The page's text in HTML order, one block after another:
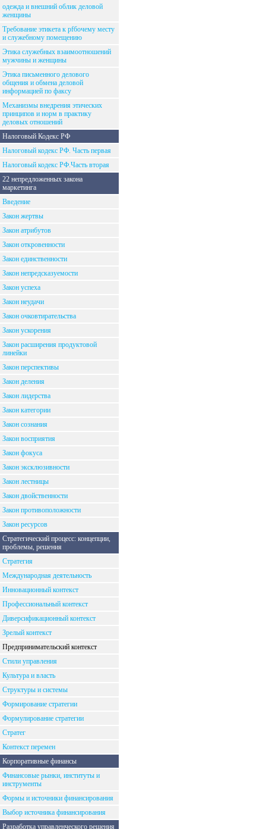
одежда и внешний облик деловой
женщины
Требование этикета к рfбочему месту
и служебному помещению
Этика служебных взаимоотношений
мужчины и женщины
Этика письменного делового
общения и обмена деловой
информацией по факсу
Механизмы внедрения этических
принципов и норм в практику
деловых отношений
Налоговый Кодекс РФ
Налоговый кодекс РФ. Часть первая
Налоговый кодекс РФ.Часть вторая
22 непредложенных закона
маркетинга
Введение
Закон жертвы
Закон атрибутов
Закон откровенности
Закон единственности
Закон непредсказуемости
Закон успеха
Закон неудачи
Закон очковтирательства
Закон ускорения
Закон расширения продуктовой
линейки
Закон перспективы
Закон деления
Закон лидерства
Закон категории
Закон сознания
Закон восприятия
Закон фокуса
Закон эксклюзивности
Закон лестницы
Закон двойственности
Закон противоположности
Закон ресурсов
Стратегический процесс: концепции,
проблемы, решения
Стратегия
Международная деятельность
Инновационный контекст
Профессиональный контекст
Диверсификационный контекст
Зрелый контекст
Предпринимательский контекст
Стили управления
Культура и власть
Структуры и системы
Формирование стратегии
Формулирование стратегии
Стратег
Контекст перемен
Корпоративные финансы
Финансовые рынки, институты и
инструменты
Формы и источники финансирования
Выбор источника финансирования
Разработка управленческого решения